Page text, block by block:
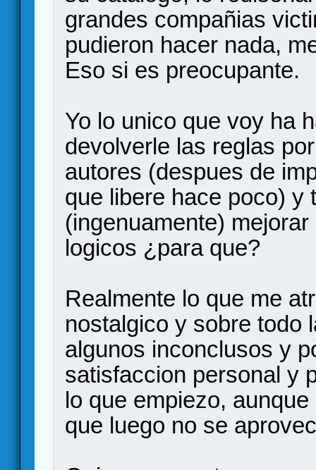
grandes compañias
pudieron hacer nada,
Eso si es preocupante.
Yo lo unico que voy ha
devolverle las reglas
autores (despues de
que libere hace poco) y
(ingenuamente)
logicos ¿para que?
Realmente lo que me
nostalgico y sobre todo
algunos inconclusos y
satisfaccion personal y
lo que empiezo,
que luego no se